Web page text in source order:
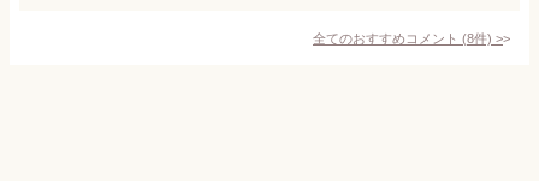
全てのおすすめコメント (8件) >